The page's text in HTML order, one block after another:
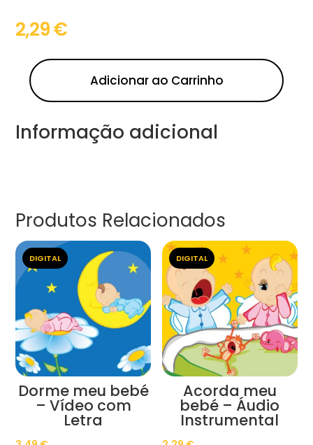
2,29€
Adicionar ao Carrinho
Informação adicional
Produtos Relacionados
DIGITAL
Dorme meu bebé
– Vídeo com
Letra
DIGITAL
Acorda meu
bebé – Áudio
Instrumental